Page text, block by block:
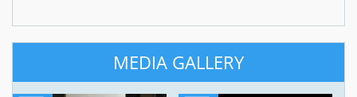
MEDIA GALLERY